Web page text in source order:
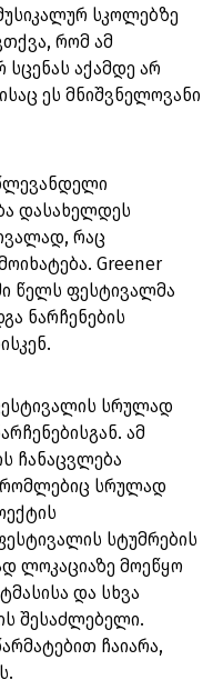
სკოლებზე
რომ ამ
სცენას აქამდე არ
ეს მნიშვნელოვანი
დასახელდეს
რაც
Greener
წელს ფესტივალმა
ნარჩენების
სრულად
ამ
ჩანაცვლება
სრულად
სტუმრების
ლოკაციაზე მოეწყო
და სხვა
შესაძლებელი.
ჩაიარა,